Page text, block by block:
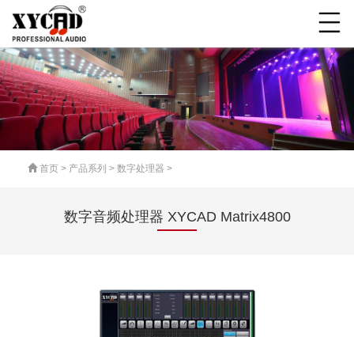
首页 > 产品系列 > 数字处理器 >
数字音频处理器 XYCAD Matrix4800